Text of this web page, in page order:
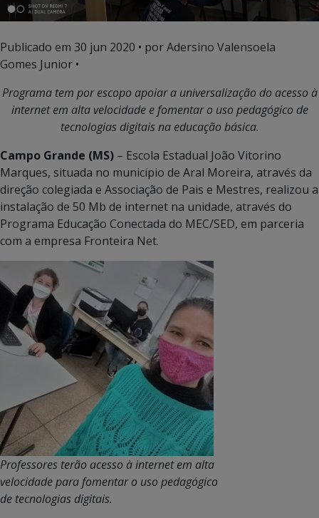
Publicado em 30 jun 2020 • por Adersino Valensoela
Gomes Junior •
Programa tem por escopo apoiar a universalização do acesso à
internet em alta velocidade e fomentar o uso pedagógico de
tecnologias digitais na educação básica.
Campo Grande (MS) – Escola Estadual João Vitorino
Marques, situada no município de Aral Moreira, através da
direção colegiada e Associação de Pais e Mestres, realizou a
instalação de 50 Mb de internet na unidade, através do
Programa Educação Conectada do MEC/SED, em parceria
com a empresa Fronteira Net.
Professores terão acesso à internet em alta
velocidade para fomentar o uso pedagógico
de tecnologias digitais.